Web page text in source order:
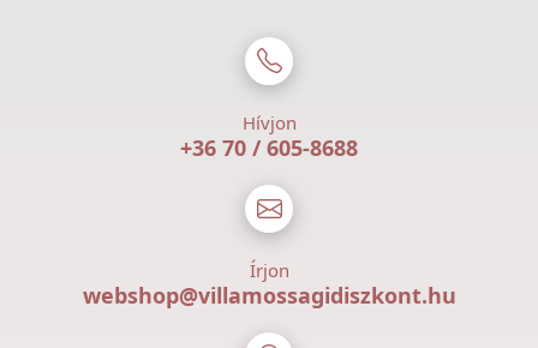
Hívjon
+36 70 / 605-8688
Írjon
webshop@villamossagidiszkont.hu